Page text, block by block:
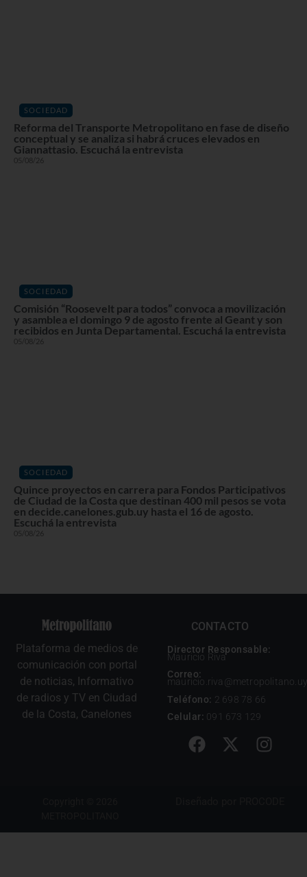
SOCIEDAD
Reforma del Transporte Metropolitano en fase de diseño
conceptual y se analiza si habrá cruces elevados en
Giannattasio. Escuchá la entrevista
05/08/26
SOCIEDAD
Comisión “Roosevelt para todos” convoca a movilización
y asamblea el domingo 9 de agosto frente al Geant y son
recibidos en Junta Departamental. Escuchá la entrevista
05/08/26
SOCIEDAD
Quince proyectos en carrera para Fondos Participativos
de Ciudad de la Costa que destinan 400 mil pesos se vota
en decide.canelones.gub.uy hasta el 16 de agosto.
Escuchá la entrevista
05/08/26
Plataforma de medios de
comunicación con portal
de noticias, Informativo
de radios y TV en Ciudad
de la Costa, Canelones
CONTACTO
Director Responsable:
Mauricio Riva
Correo:
mauricio.riva@metropolitano.uy
Teléfono: 2 698 78 66
Celular: 091 673 129